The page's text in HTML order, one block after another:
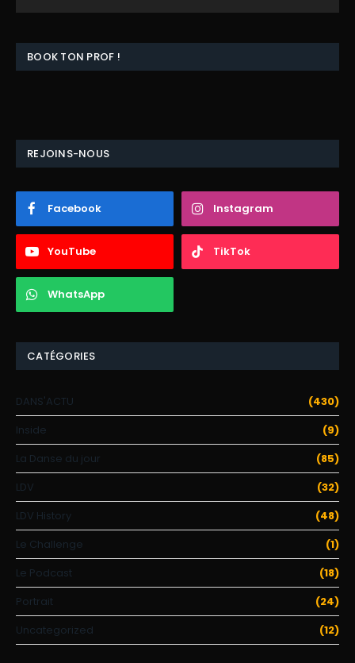
BOOK TON PROF !
REJOINS-NOUS
Facebook Instagram
YouTube TikTok
WhatsApp
CATÉGORIES
DANS'ACTU
(430)
Inside
(9)
La Danse du jour
(85)
LDV
(32)
LDV History
(48)
Le Challenge
(1)
Le Podcast
(18)
Portrait
(24)
Uncategorized
(12)